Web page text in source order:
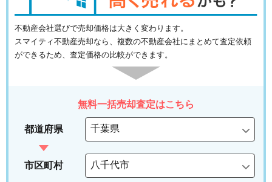
不動産会社選びで売却価格は大きく変わります。
スマイティ不動産売却なら、複数の不動産会社にまとめて査定依頼
ができるため、査定価格の比較ができます。
無料一括売却査定はこちら
都道府県
市区町村